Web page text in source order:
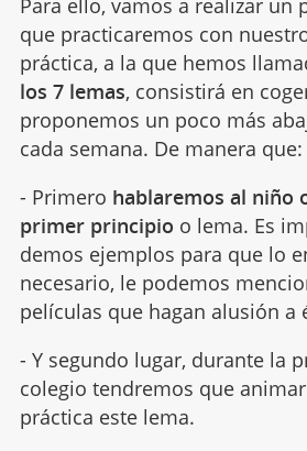
Para ello, vamos a realizar un
que practicaremos con
práctica, a la que hemos
los 7 lemas, consistirá en
proponemos un poco más
cada semana. De manera que:
- Primero hablaremos al niño
primer principio o lema. Es
demos ejemplos para que lo
necesario, le podemos
películas que hagan alusión a
- Y segundo lugar, durante la
colegio tendremos que
práctica este lema.